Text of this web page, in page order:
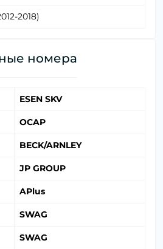
2018)
номера
ESEN SKV
OCAP
BECK/ARNLEY
JP GROUP
APlus
SWAG
SWAG